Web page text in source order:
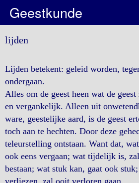
Geestkunde
lijden
Lijden betekent: geleid worden,
ondergaan.
Alles om de geest heen wat de
en vergankelijk. Alleen uit
ware, geestelijke aard, is de geest
toch aan te hechten. Door deze
teleurstelling ontstaan. Want dat,
ook eens vergaan; wat tijdelijk is,
bestaan; wat stuk kan, gaat ook
verliezen, zal ooit verloren gaan.